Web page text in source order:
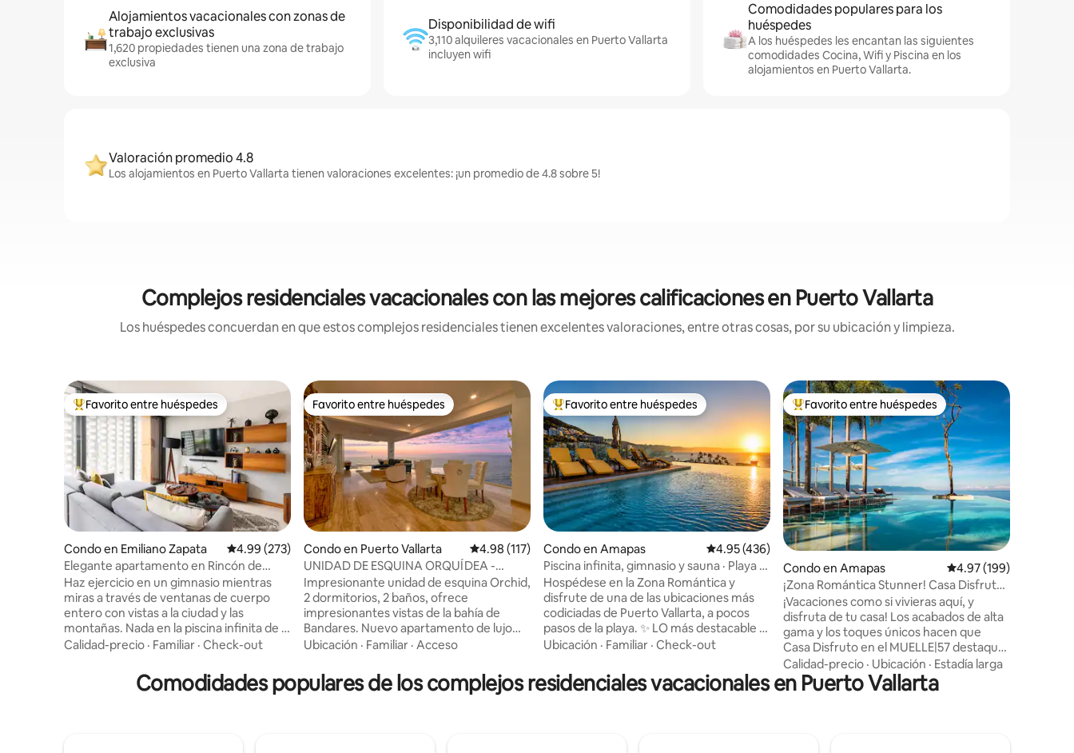
Alojamientos vacacionales con zonas de
trabajo exclusivas
1,620 propiedades tienen una zona de trabajo
exclusiva
Disponibilidad de wifi
3,110 alquileres vacacionales en Puerto Vallarta
incluyen wifi
Comodidades populares para los
huéspedes
A los huéspedes les encantan las siguientes
comodidades Cocina, Wifi y Piscina en los
alojamientos en Puerto Vallarta.
Valoración promedio 4.8
Los alojamientos en Puerto Vallarta tienen valoraciones excelentes: ¡un promedio de 4.8 sobre 5!
Complejos residenciales vacacionales con las mejores calificaciones en Puerto Vallarta
Los huéspedes concuerdan en que estos complejos residenciales tienen excelentes valoraciones, entre otras cosas, por su ubicación y limpieza.
Favorito entre huéspedes preferido
Favorito entre huéspedes
Condo en Emiliano Zapata Calificación promedio: 4.99 de 5, 273 reseñas
4.99 (273)
Elegante apartamento en Rincón de
Almas, en el corazón de la zona
romántica
Haz ejercicio en un gimnasio mientras
miras a través de ventanas de cuerpo
entero con vistas a la ciudad y las
montañas. Nada en la piscina infinita de la
azotea mientras se pone el sol. De vuelta
desde el balcón, con muchos objetos de
arte interesantes en el interior. Este es
Calidad-precio · Familiar · Check-out
Favorito entre huéspedes
Favorito entre huéspedes
Condo en Puerto Vallarta Calificación promedio: 4.98 de 5, 117 reseñas
4.98 (117)
UNIDAD DE ESQUINA ORQUÍDEA -
FRENTE A LA PLAYA DE LUJO
Impresionante unidad de esquina Orchid,
2 dormitorios, 2 baños, ofrece
impresionantes vistas de la bahía de
Bandares. Nuevo apartamento de lujo
estilo resort que ofrece 2 piscinas
la azotea, limpieza de la casa y seguridad
las 24 horas. Ventanas plegables que
Ubicación · Familiar · Acceso
Favorito entre huéspedes preferido
Favorito entre huéspedes
Condo en Amapas Calificación promedio: 4.95 de 5, 436 reseñas
4.95 (436)
Piscina infinita, gimnasio y sauna · Playa a
1 minuto
Hospédese en la Zona Romántica y
disfrute de una de las ubicaciones más
codiciadas de Puerto Vallarta, a pocos
pasos de la playa. ✨ LO más destacable ☞
Piscina infinita en la azotea + jacuzzi con
café y bebidas al atardecer ☞
Restaurantes, vida nocturna y playa a
Ubicación · Familiar · Check-out
Favorito entre huéspedes preferido
Favorito entre huéspedes
Condo en Amapas Calificación promedio:
4.97 (199)
¡Zona Romántica Stunner! Casa Disfruto
PV @ PIER|57
¡Vacaciones como si vivieras aquí, y
disfruta de tu casa! Los acabados de alta
gama y los toques únicos hacen que
Casa Disfruto en el MUELLE|57 destaque
entre el resto. Esta preciosa propiedad
de nueva construcción cuenta con
servicios de estilo resort, con la piscina
Calidad-precio · Ubicación · Estadía larga
Comodidades populares de los complejos residenciales vacacionales en Puerto Vallarta